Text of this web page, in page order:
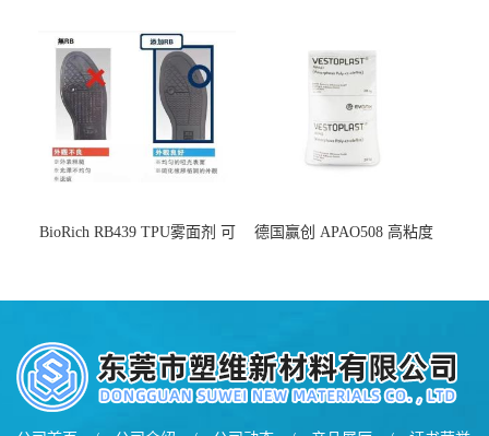
BioRich RB439 TPU雾面剂 可
德国赢创 APAO508 高粘度